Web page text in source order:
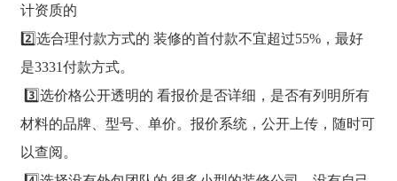
计资质的
2️⃣选合理付款方式的 装修的首付款不宜超过55%，最好
是3331付款方式。
3️⃣选价格公开透明的 看报价是否详细，是否有列明所有
材料的品牌、型号、单价。报价系统，公开上传，随时可
以查阅。